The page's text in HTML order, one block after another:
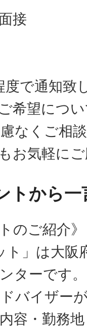
接
で通知致
希望につ
なくご相
お気軽に
トから一
のご紹介》
ト」は大阪
ターです
バイザー
容・勤務